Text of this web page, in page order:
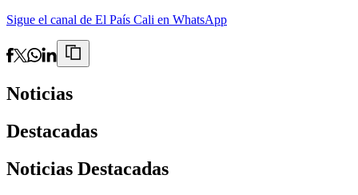
Sigue el canal de El País Cali en WhatsApp
Noticias
Destacadas
Noticias Destacadas